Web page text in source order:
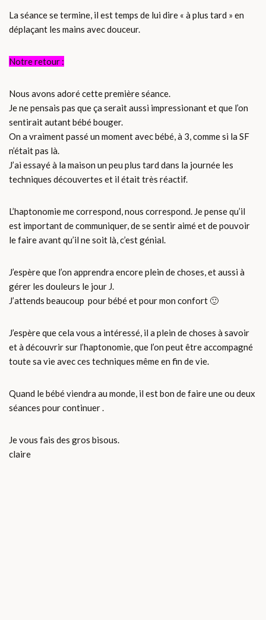
La séance se termine, il est temps de lui dire « à plus tard » en
déplaçant les mains avec douceur.
Notre retour :
Nous avons adoré cette première séance.
Je ne pensais pas que ça serait aussi impressionant et que l’on
sentirait autant bébé bouger.
On a vraiment passé un moment avec bébé, à 3, comme si la SF
n’était pas là.
J’ai essayé à la maison un peu plus tard dans la journée les
techniques découvertes et il était très réactif.
L’haptonomie me correspond, nous correspond. Je pense qu’il
est important de communiquer, de se sentir aimé et de pouvoir
le faire avant qu’il ne soit là, c’est génial.
J’espère que l’on apprendra encore plein de choses, et aussi à
gérer les douleurs le jour J.
J’attends beaucoup pour bébé et pour mon confort 🙂
J’espère que cela vous a intéressé, il a plein de choses à savoir
et à découvrir sur l’haptonomie, que l’on peut être accompagné
toute sa vie avec ces techniques même en fin de vie.
Quand le bébé viendra au monde, il est bon de faire une ou deux
séances pour continuer .
Je vous fais des gros bisous.
claire